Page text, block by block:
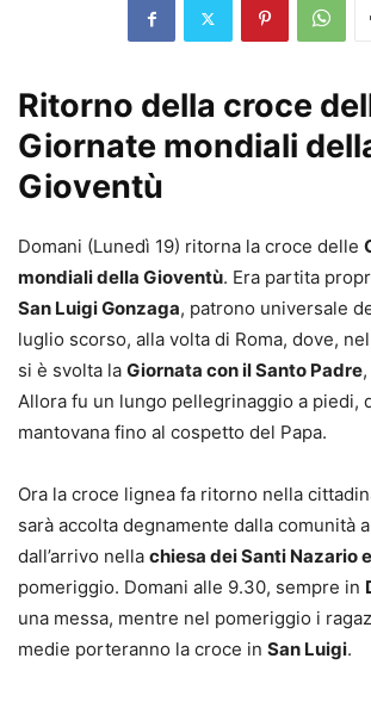
Ritorno della croce
Giornate mondiali
Gioventù
Domani (Lunedì 19) ritorna la croce delle
mondiali della Gioventù. Era partita
San Luigi Gonzaga, patrono universale
luglio scorso, alla volta di Roma, dove,
si è svolta la Giornata con il Santo Padre
Allora fu un lungo pellegrinaggio a piedi,
mantovana fino al cospetto del Papa.
Ora la croce lignea fa ritorno nella
sarà accolta degnamente dalla comunità
dall’arrivo nella chiesa dei Santi Nazario
pomeriggio. Domani alle 9.30, sempre in
una messa, mentre nel pomeriggio i
medie porteranno la croce in San Luigi.